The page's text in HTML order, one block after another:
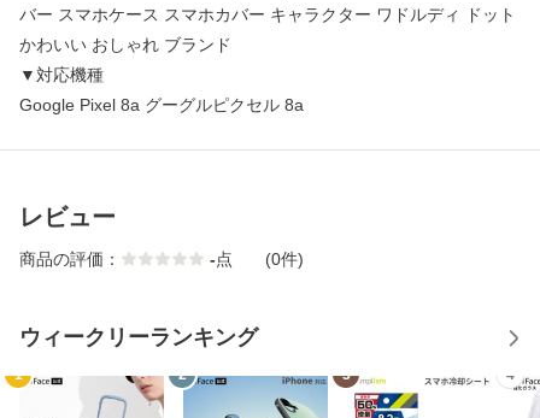
バー スマホケース スマホカバー キャラクター ワドルディ ドット
かわいい おしゃれ ブランド
▼対応機種
Google Pixel 8a グーグルピクセル 8a
レビュー
商品の評価： -点 (0件)
ウィークリーランキング
1 2 3 4